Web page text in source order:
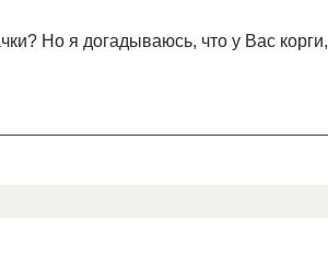
Но я догадываюсь, что у Вас корги,